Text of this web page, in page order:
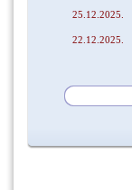
25.12.2025.
22.12.2025.